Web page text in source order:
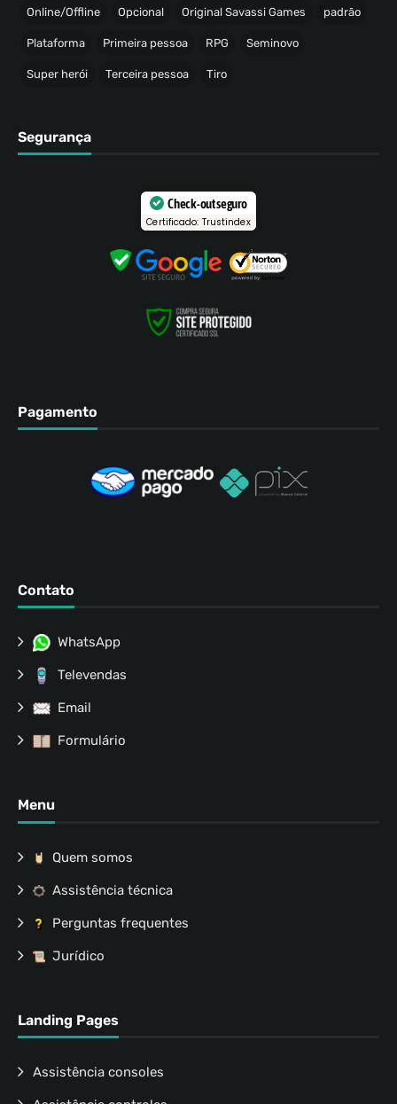
Online/Offline Opcional Original Savassi Games padrão
Plataforma Primeira pessoa RPG Seminovo
Super herói Terceira pessoa Tiro
Segurança
Check-out seguro
Certificado: Trustindex
Pagamento
Contato
WhatsApp
Televendas
Email
Formulário
Menu
Quem somos
Assistência técnica
Perguntas frequentes
Jurídico
Landing Pages
Assistência consoles